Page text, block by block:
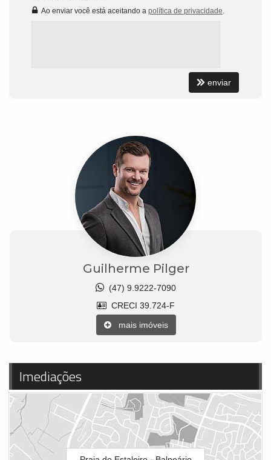
Ao enviar você está aceitando a política de privacidade.
enviar
Guilherme Pilger
(47) 9.9222-7090
CRECI 39.724-F
mais imóveis
Imediações